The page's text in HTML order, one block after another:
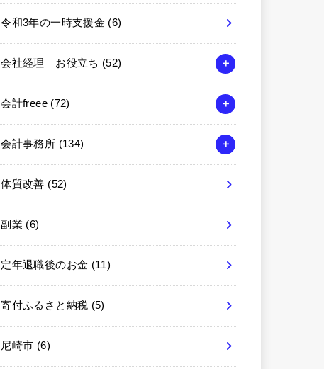
令和3年の一時支援金 (6)
会社経理 お役立ち (52)
会計freee (72)
会計事務所 (134)
体質改善 (52)
副業 (6)
定年退職後のお金 (11)
寄付ふるさと納税 (5)
尼崎市 (6)